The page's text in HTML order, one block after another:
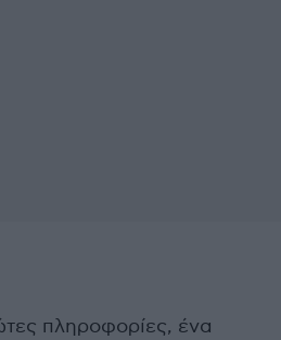
πληροφορίες, ένα